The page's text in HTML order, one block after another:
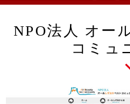
NPO法人 オー
コミュ